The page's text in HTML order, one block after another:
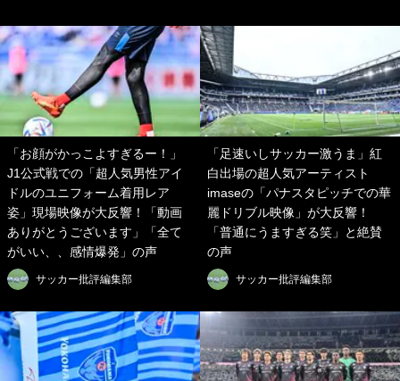
「お顔がかっこよすぎるー！」
J1公式戦での「超人気男性アイ
ドルのユニフォーム着用レア
姿」現場映像が大反響！「動画
ありがとうございます」「全て
がいい、、感情爆発」の声
サッカー批評編集部
「足速いしサッカー激うま」紅
白出場の超人気アーティスト
imaseの「パナスタピッチでの華
麗ドリブル映像」が大反響！
「普通にうますぎる笑」と絶賛
の声
サッカー批評編集部